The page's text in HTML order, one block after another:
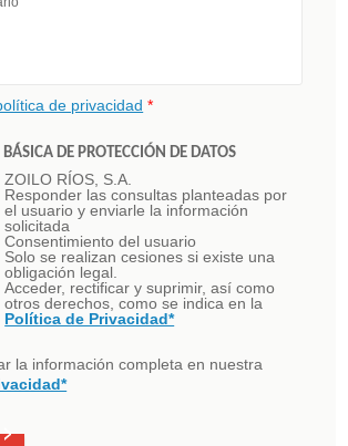
de privacidad *
DE PROTECCIÓN DE DATOS
ZOILO RÍOS, S.A.
Responder las consultas planteadas por
el usuario y enviarle la información
solicitada
Consentimiento del usuario
Solo se realizan cesiones si existe una
obligación legal.
Acceder, rectificar y suprimir, así como
otros derechos, como se indica en la
Política de Privacidad*
la información completa en nuestra